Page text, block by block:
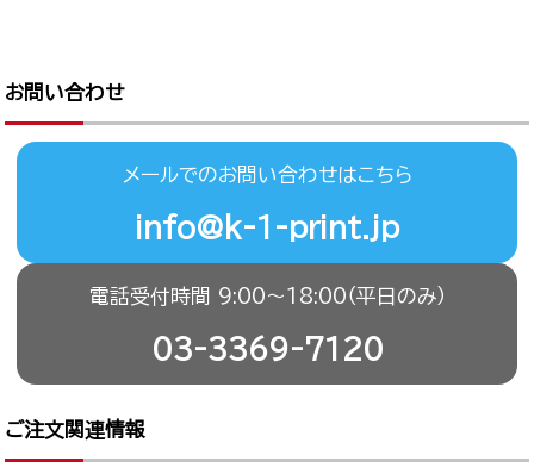
お問い合わせ
メールでのお問い合わせはこちら
info@k-1-print.jp
電話受付時間 9:00〜18:00（平日のみ）
03-3369-7120
ご注文関連情報